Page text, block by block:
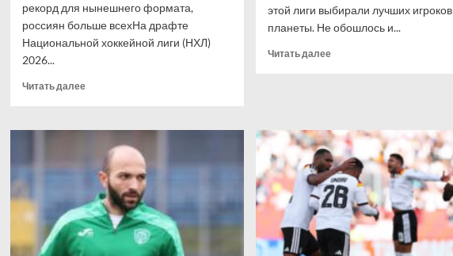
рекорд для нынешнего формата,
россиян больше всехНа драфте
Национальной хоккейной лиги (НХЛ)
2026...
Читать далееПрочитать
На
драфте
выбраны
32
вратаря
—
рекорд
для
этой лиги выбирали лучших игроков
планеты. Не обошлось и...
Читать далееПрочитать
на
российских
вратарей.
Итоги
драфта-2026